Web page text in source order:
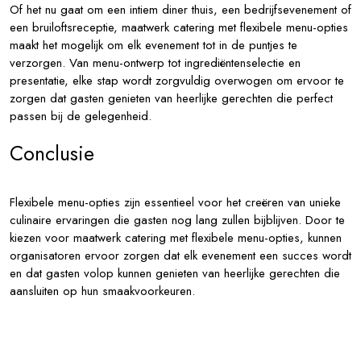
Of het nu gaat om een intiem diner thuis, een bedrijfsevenement of
een bruiloftsreceptie, maatwerk catering met flexibele menu-opties
maakt het mogelijk om elk evenement tot in de puntjes te
verzorgen. Van menu-ontwerp tot ingrediëntenselectie en
presentatie, elke stap wordt zorgvuldig overwogen om ervoor te
zorgen dat gasten genieten van heerlijke gerechten die perfect
passen bij de gelegenheid.
Conclusie
Flexibele menu-opties zijn essentieel voor het creëren van unieke
culinaire ervaringen die gasten nog lang zullen bijblijven. Door te
kiezen voor maatwerk catering met flexibele menu-opties, kunnen
organisatoren ervoor zorgen dat elk evenement een succes wordt
en dat gasten volop kunnen genieten van heerlijke gerechten die
aansluiten op hun smaakvoorkeuren.